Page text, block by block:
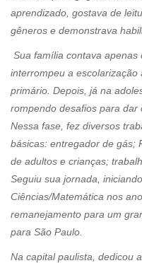
aprendizado, gostava de
gêneros e demonstrava
Sua família contava apenas
interrompeu a escolarização
primário. Depois, já na
rompendo desafios para dar
Nessa fase, fez diversos
básicas: entregador de gás;
de adultos e crianças;
Seguiu sua jornada,
Ciências/Matemática nos
remanejamento para um
para São Paulo.
Na capital paulista, dedicou